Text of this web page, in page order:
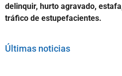
delinquir, hurto agravado,
tráfico de estupefacientes.
Últimas noticias